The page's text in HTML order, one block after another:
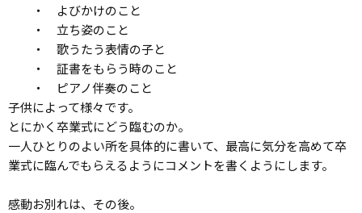
・ よびかけのこと
・ 立ち姿のこと
・ 歌うたう表情の子と
・ 証書をもらう時のこと
・ ピアノ伴奏のこと
子供によって様々です。
とにかく卒業式にどう臨むのか。
一人ひとりのよい所を具体的に書いて、最高に気分を高めて卒
業式に臨んでもらえるようにコメントを書くようにします。
感動お別れは、その後。